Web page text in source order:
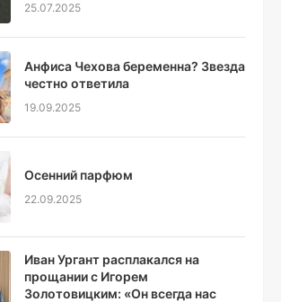
25.07.2025
Анфиса Чехова беременна? Звезда
честно ответила
19.09.2025
Осенний парфюм
22.09.2025
Иван Ургант расплакался на
прощании с Игорем
Золотовицким: «Он всегда нас